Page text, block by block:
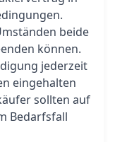
beide
können.
jederzeit
eingehalten
sollten auf
Bedarfsfall